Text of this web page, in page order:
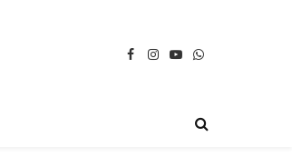
Facebook
Instagram
YouTubeWhatsApp